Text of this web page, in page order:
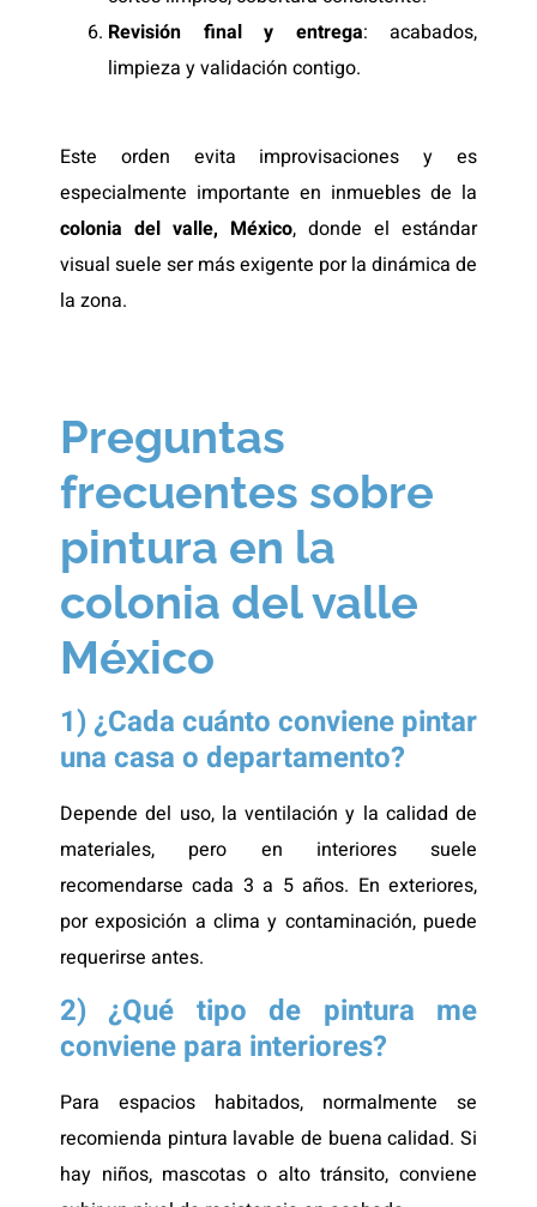
Revisión final y entrega: acabados,
limpieza y validación contigo.
Este orden evita improvisaciones y es
especialmente importante en inmuebles de la
colonia del valle, México, donde el estándar
visual suele ser más exigente por la dinámica de
la zona.
Preguntas
frecuentes sobre
pintura en la
colonia del valle
México
1) ¿Cada cuánto conviene pintar
una casa o departamento?
Depende del uso, la ventilación y la calidad de
materiales, pero en interiores suele
recomendarse cada 3 a 5 años. En exteriores,
por exposición a clima y contaminación, puede
requerirse antes.
2) ¿Qué tipo de pintura me
conviene para interiores?
Para espacios habitados, normalmente se
recomienda pintura lavable de buena calidad. Si
hay niños, mascotas o alto tránsito, conviene